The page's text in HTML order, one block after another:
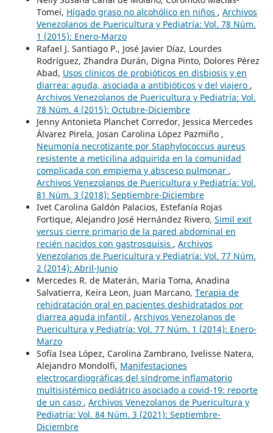
Tomei, Hígado graso no alcohólico en niños , Archivos
Venezolanos de Puericultura y Pediatría: Vol. 78 Núm.
1 (2015): Enero-Marzo
Rafael J. Santiago P., José Javier Díaz, Lourdes
Rodríguez, Zhandra Durán, Digna Pinto, Dolores Pérez
Abad, Usos clínicos de probióticos en disbiosis y en
diarrea: aguda, asociada a antibióticos y del viajero ,
Archivos Venezolanos de Puericultura y Pediatría: Vol.
78 Núm. 4 (2015): Octubre-Diciembre
Jenny Antonieta Planchet Corredor, Jessica Mercedes
Álvarez Pirela, Josan Carolina López Pazmiño ,
Neumonía necrotizante por Staphylococcus aureus
resistente a meticilina adquirida en la comunidad
complicada con empiema y absceso pulmonar ,
Archivos Venezolanos de Puericultura y Pediatría: Vol.
81 Núm. 3 (2018): Septiembre-Diciembre
Ivet Carolina Galdón Palacios, Estefanía Rojas
Fortique, Alejandro José Hernández Rivero, Simil exit
versus cierre primario de la pared abdominal en
recién nacidos con gastrosquisis , Archivos
Venezolanos de Puericultura y Pediatría: Vol. 77 Núm.
2 (2014): Abril-Junio
Mercedes R. de Materán, Maria Toma, Anadina
Salvatierra, Keira Leon, Juan Marcano, Terapia de
rehidratación oral en pacientes deshidratados por
diarrea aguda infantil , Archivos Venezolanos de
Puericultura y Pediatría: Vol. 77 Núm. 1 (2014): Enero-
Marzo
Sofía Isea López, Carolina Zambrano, Ivelisse Natera,
Alejandro Mondolfi, Manifestaciones
electrocardiográficas del síndrome inflamatorio
multisistémico pediátrico asociado a covid-19: reporte
de un caso , Archivos Venezolanos de Puericultura y
Pediatría: Vol. 84 Núm. 3 (2021): Septiembre-
Diciembre